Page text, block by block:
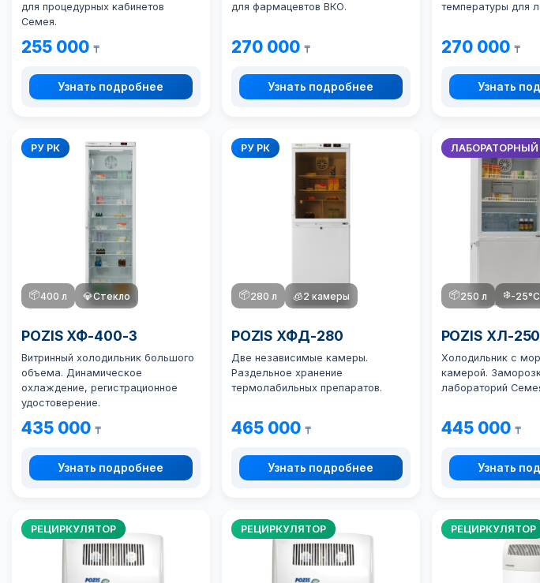
для процедурных кабинетов
Семея.
255 000 ₸
Узнать подробнее
для фармацевтов ВКО.
270 000 ₸
Узнать подробнее
температуры для
270 000 ₸
Узнать
РУ РК
📦400 л 💎Стекло
POZIS ХФ-400-3
Витринный холодильник большого
объема. Динамическое
охлаждение, регистрационное
удостоверение.
435 000 ₸
Узнать подробнее
РУ РК
📦280 л 🧊2 камеры
POZIS ХФД-280
Две независимые камеры.
Раздельное хранение
термолабильных препаратов.
465 000 ₸
Узнать подробнее
ЛАБОРАТОРНЫЙ
📦250 л ❄️-25°C
POZIS ХЛ-250
Холодильник с
камерой.
лабораторий
445 000 ₸
Узнать
РЕЦИРКУЛЯТОР РЕЦИРКУЛЯТОР РЕЦИРКУЛЯТОР